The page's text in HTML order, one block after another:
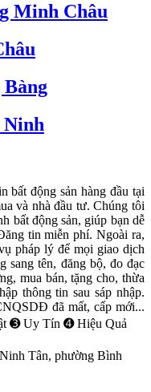
Minh Châu
Ninh
bất động sản hàng đầu tại
và nhà đầu tư. Chúng tôi
bất động sản, giúp bạn dễ
tin miễn phí. Ngoài ra,
pháp lý để mọi giao dịch
sang tên, đăng bộ, đo đạc
mua bán, tặng cho, thừa
thông tin sau sáp nhập.
đã mất, cấp mới...
➌ Uy Tín ➍ Hiệu Quả
Tân, phường Bình